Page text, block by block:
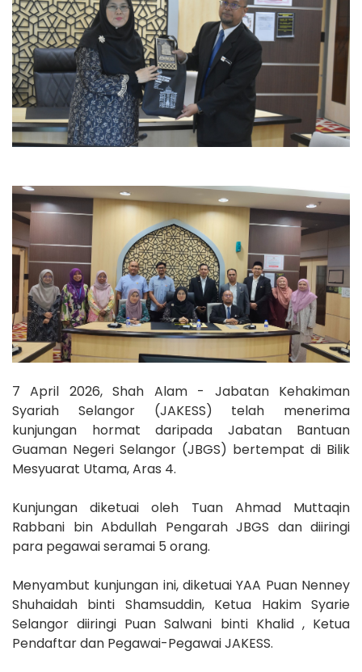
7 April 2026, Shah Alam - Jabatan Kehakiman
Syariah Selangor (JAKESS) telah menerima
kunjungan hormat daripada Jabatan Bantuan
Guaman Negeri Selangor (JBGS) bertempat di Bilik
Mesyuarat Utama, Aras 4.
Kunjungan diketuai oleh Tuan Ahmad Muttaqin
Rabbani bin Abdullah Pengarah JBGS dan diiringi
para pegawai seramai 5 orang.
Menyambut kunjungan ini, diketuai YAA Puan Nenney
Shuhaidah binti Shamsuddin, Ketua Hakim Syarie
Selangor diiringi Puan Salwani binti Khalid , Ketua
Pendaftar dan Pegawai-Pegawai JAKESS.